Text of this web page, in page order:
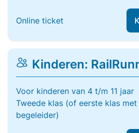
Online ticket
Kinderen:
Voor kinderen van 4 t/m 11 jaar
Tweede klas (of eerste klas
begeleider)